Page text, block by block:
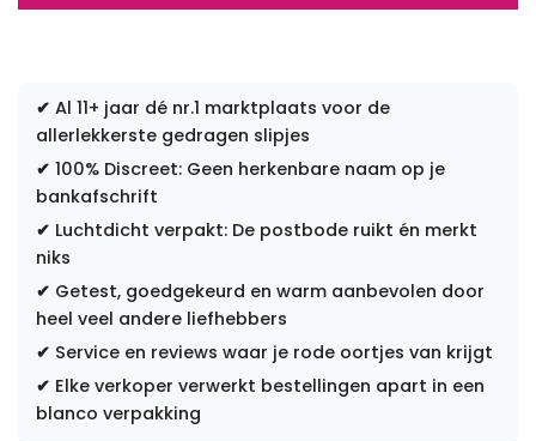
✔ Al 11+ jaar dé nr.1 marktplaats voor de
allerlekkerste gedragen slipjes
✔ 100% Discreet: Geen herkenbare naam op je
bankafschrift
✔ Luchtdicht verpakt: De postbode ruikt én merkt
niks
✔ Getest, goedgekeurd en warm aanbevolen door
heel veel andere liefhebbers
✔ Service en reviews waar je rode oortjes van krijgt
✔ Elke verkoper verwerkt bestellingen apart in een
blanco verpakking